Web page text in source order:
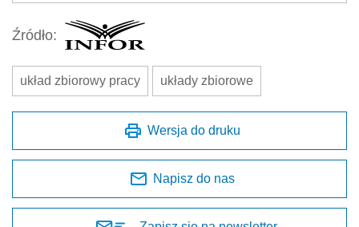
Źródło:
układ zbiorowy pracy układy zbiorowe
Wersja do druku
Napisz do nas